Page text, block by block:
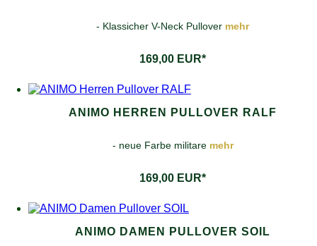
- Klassicher V-Neck Pullover mehr
169,00 EUR*
ANIMO HERREN PULLOVER RALF
- neue Farbe militare mehr
169,00 EUR*
ANIMO DAMEN PULLOVER SOIL